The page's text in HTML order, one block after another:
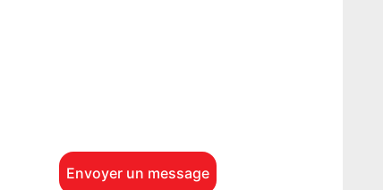
Envoyer un message